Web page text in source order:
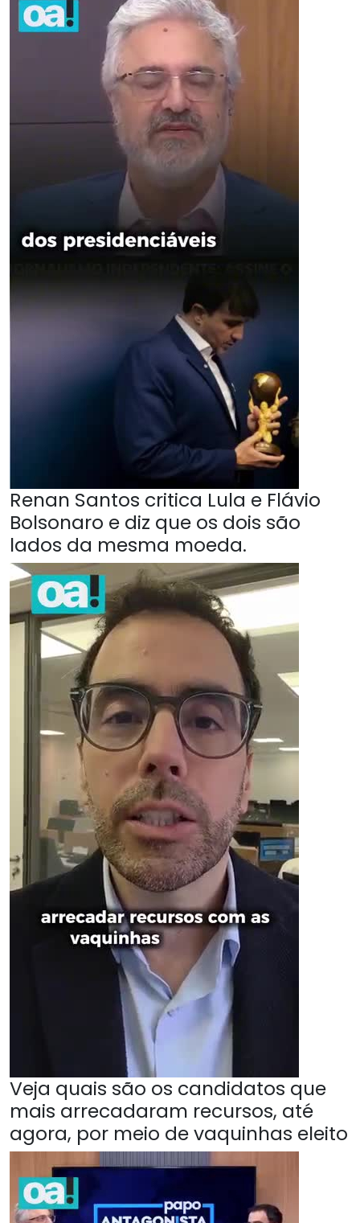
Renan Santos critica Lula e Flávio
Bolsonaro e diz que os dois são
lados da mesma moeda.
Veja quais são os candidatos que
mais arrecadaram recursos, até
agora, por meio de vaquinhas eleito